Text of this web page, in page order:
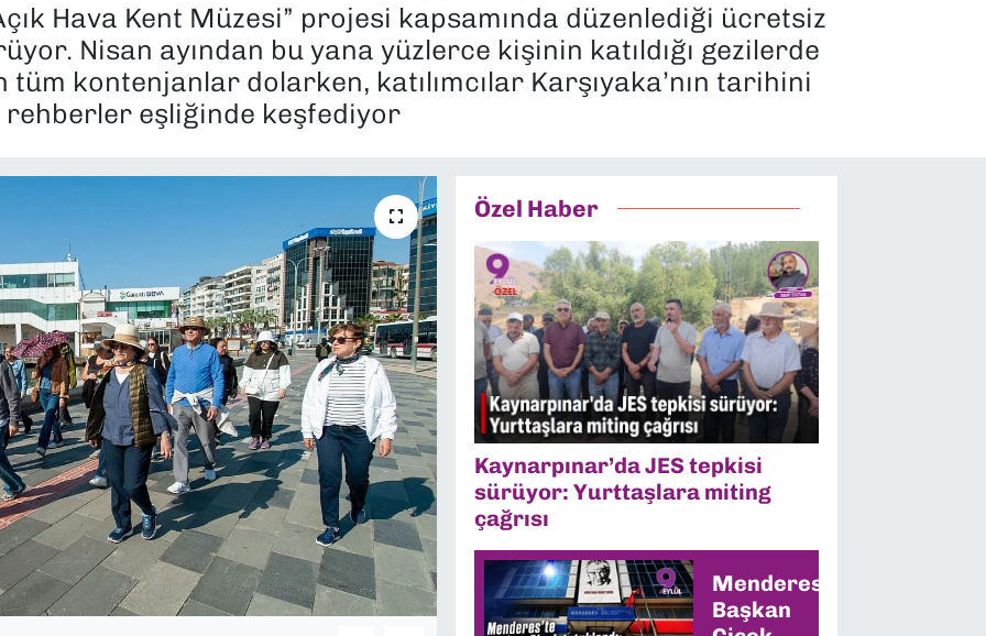
Hava Kent Müzesi” projesi kapsamında düzenlediği ücretsiz
Nisan ayından bu yana yüzlerce kişinin katıldığı gezilerde
kontenjanlar dolarken, katılımcılar Karşıyaka’nın tarihini
rehberler eşliğinde keşfediyor
Özel Haber
Kaynarpınar’da JES tepkisi
sürüyor: Yurttaşlara miting
çağrısı
Menderes’te
Başkan